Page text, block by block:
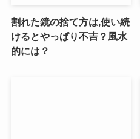
割れた鏡の捨て方は,使い続
けるとやっぱり不吉？風水
的には？